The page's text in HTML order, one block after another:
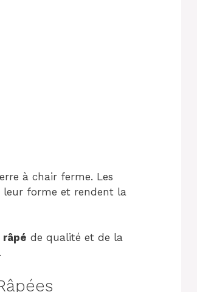
à chair ferme. Les
leur forme et rendent la
de qualité et de la